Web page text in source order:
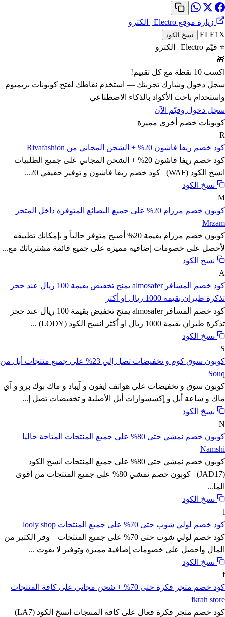
زيارة موقع Electro | الكترو
ELE1X
نسخ الكود
⭐ قيّم Electro | الكترو
🎁
اكسب 10 نقطة
مع كل تقييم!
سجل دخول وشارك تجربتك — استخدم نقاطك لفتح كوبونات بريميوم
واستخدام باحث الأكواد بالذكاء الاصطناعي
سجل دخول وقيّم الآن
كوبونات خصم أخرى مميزة
R
كود خصم ريفا فاشون 20% + الشحن المجاني من Rivafashion
كود خصم ريفا فاشون 20% + الشحن المجاني على جميع الطلبيات
انسخ الكود (WAF) كود خصم ريفا فاشون و توفير حقيقي 20...
نسخ الكود
M
كوبون خصم مرزام 20% على جميع البضائع المتوفرة داخل المتجر
Mrzam
كوبون خصم مرزام بقيمة 20% أصبح متوفر حالياً و بإمكانك تطبيقه
لأحصل على خصومات إضافية مميزة على جميع قائمة مشترياتك مع...
نسخ الكود
A
كود خصم المسافر almosafer يمنح تخفيض بقيمة 100 ريال عند حجز
تذكرة طيران بقيمة 1000 ريال او أكثر
كود خصم المسافر almosafer يمنح تخفيض بقيمة 100 ريال عند حجز
تذكرة طيران بقيمة 1000 ريال او أكثر انسخ الكود (LODY) ...
نسخ الكود
S
كوبون سوق كوم و تخفيضات تصل إلي 23% علي جميع منتجات أبل من
Souq
كوبون سوق و تخفيضات علي هواتف ايفون و آيباد و ماك بوك برو و آي
ماك و ساعة أبل و إكسسوارات أبل الأصلية و تخفيضات تصل إ...
نسخ الكود
N
كوبون خصم نمشي حتى 80% على جميع المنتجات المتاحة حاليا
Namshi
كوبون خصم نمشي حتى 80% على جميع المنتجات انسخ الكود
(JAD17) كوبون خصم نمشي 80% على جميع المنتجات من أقوى
الما...
نسخ الكود
l
كود خصم لولي شوب حتى 70% على جميع المنتجات looly shop
كود خصم لولي شوب حتى 70% على جميع المنتجات وفر الكثير من
المال واحصل على خصومات إضافية مميزة وتوفير لا يفوت ...
نسخ الكود
f
كود خصم متجر فكرة حتى 70% + شحن مجاني على كافة المنتجات
fkrah store
كود خصم متجر فكرة فعال على كافة المنتجات انسخ الكود (LA7)